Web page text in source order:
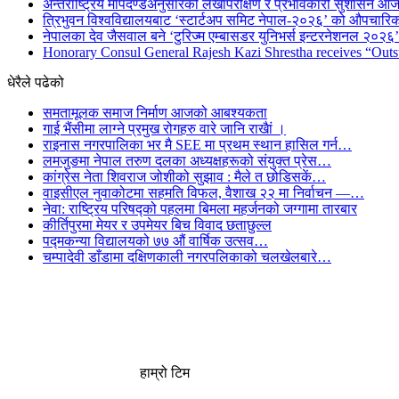
अन्तर्राष्ट्रिय मापदण्डअनुसारको लेखापरीक्षण र प्रभावकारी सुशासन
त्रिभुवन विश्वविद्यालयबाट ‘स्टार्टअप समिट नेपाल-२०२६’ को
नेपालका देव जैसवाल बने ‘टुरिज्म एम्बासडर युनिभर्स इन्टरनेशनल
Honorary Consul General Rajesh Kazi Shrestha receives
धेरैले पढेको
समतामूलक समाज निर्माण आजको आबश्यकता
गाई भैंसीमा लाग्ने प्रमुख रोगहरु वारे जानि राखैां ।
राइनास नगरपालिका भर मै SEE मा प्रथम स्थान हासिल गर्न…
लमजुङमा नेपाल तरुण दलका अध्यक्षहरूको संयुक्त प्रेस…
कांग्रेस नेता शिवराज जोशीको सुझाव : मैले त छोडिसकें…
वाइसीएल नुवाकोटमा सहमति विफल, वैशाख २२ मा निर्वाचन —…
नेवा: राष्ट्रिय परिषद्को पहलमा बिमला महर्जनको जग्गामा तारबार
कीर्तिपुरमा मेयर र उपमेयर बिच विवाद छताछुल्ल
पद्मकन्या विद्यालयको ७७ औं ‌‌वार्षिक ‌उत्सव…
चम्पादेवी डाँडामा दक्षिणकाली नगरपलिकाको चलखेलबारे…
हाम्रो टिम